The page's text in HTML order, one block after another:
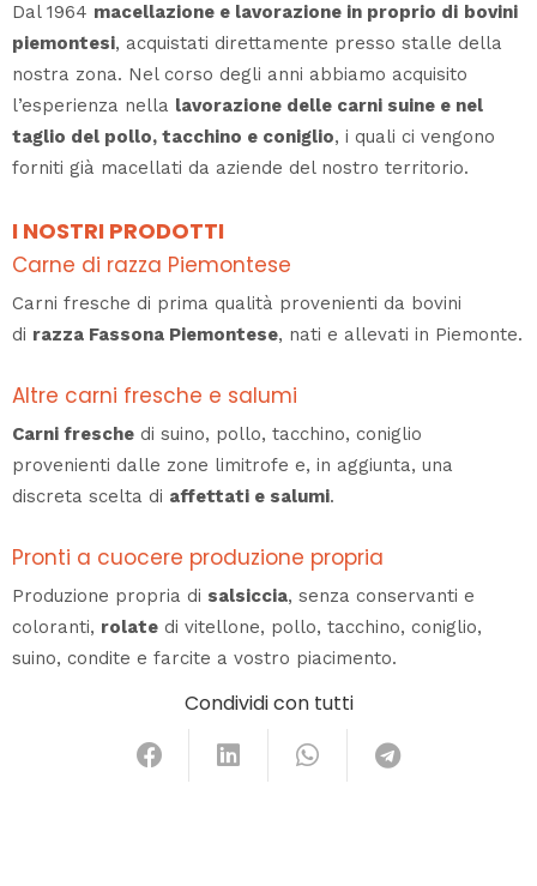
Dal 1964 macellazione e lavorazione in proprio di bovini
piemontesi, acquistati direttamente presso stalle della
nostra zona. Nel corso degli anni abbiamo acquisito
l’esperienza nella lavorazione delle carni suine e nel
taglio del pollo, tacchino e coniglio, i quali ci vengono
forniti già macellati da aziende del nostro territorio.
I NOSTRI PRODOTTI
Carne di razza Piemontese
Carni fresche di prima qualità provenienti da bovini
di razza Fassona Piemontese, nati e allevati in Piemonte.
Altre carni fresche e salumi
Carni fresche di suino, pollo, tacchino, coniglio
provenienti dalle zone limitrofe e, in aggiunta, una
discreta scelta di affettati e salumi.
Pronti a cuocere produzione propria
Produzione propria di salsiccia, senza conservanti e
coloranti, rolate di vitellone, pollo, tacchino, coniglio,
suino, condite e farcite a vostro piacimento.
Condividi con tutti